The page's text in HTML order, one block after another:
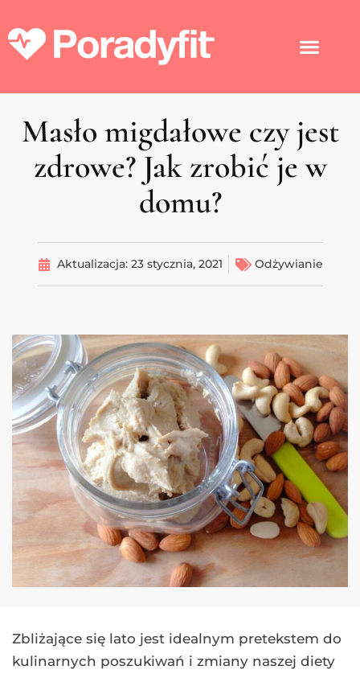
Masło migdałowe czy jest
zdrowe? Jak zrobić je w
domu?
Aktualizacja: 23 stycznia, 2021 Odżywianie
Zbliżające się lato jest idealnym pretekstem do
kulinarnych poszukiwań i zmiany naszej diety